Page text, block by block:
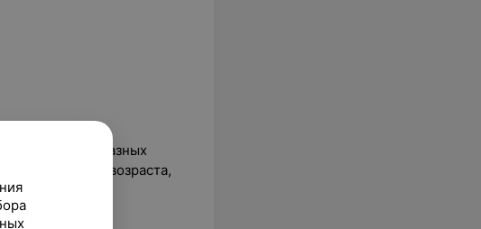
пациентов разных
возраста,